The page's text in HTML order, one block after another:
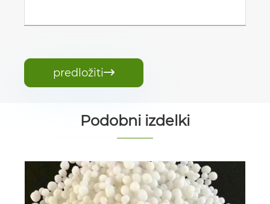
predložiti
Podobni izdelki